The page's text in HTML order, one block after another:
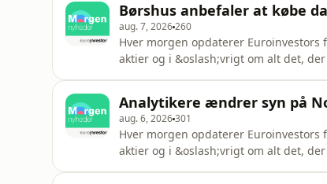
Børshus anbefaler at købe
aug. 7, 2026260
Hver morgen opdaterer
aktier og i &oslash;vrigt om alt det,
Analytikere ændrer syn på
aug. 6, 2026301
Hver morgen opdaterer
aktier og i &oslash;vrigt om alt det,